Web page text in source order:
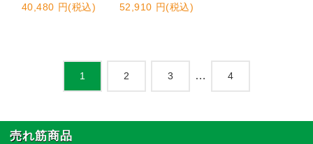
40,480 円(税込) 52,910 円(税込)
1 2 3 … 4
売れ筋商品